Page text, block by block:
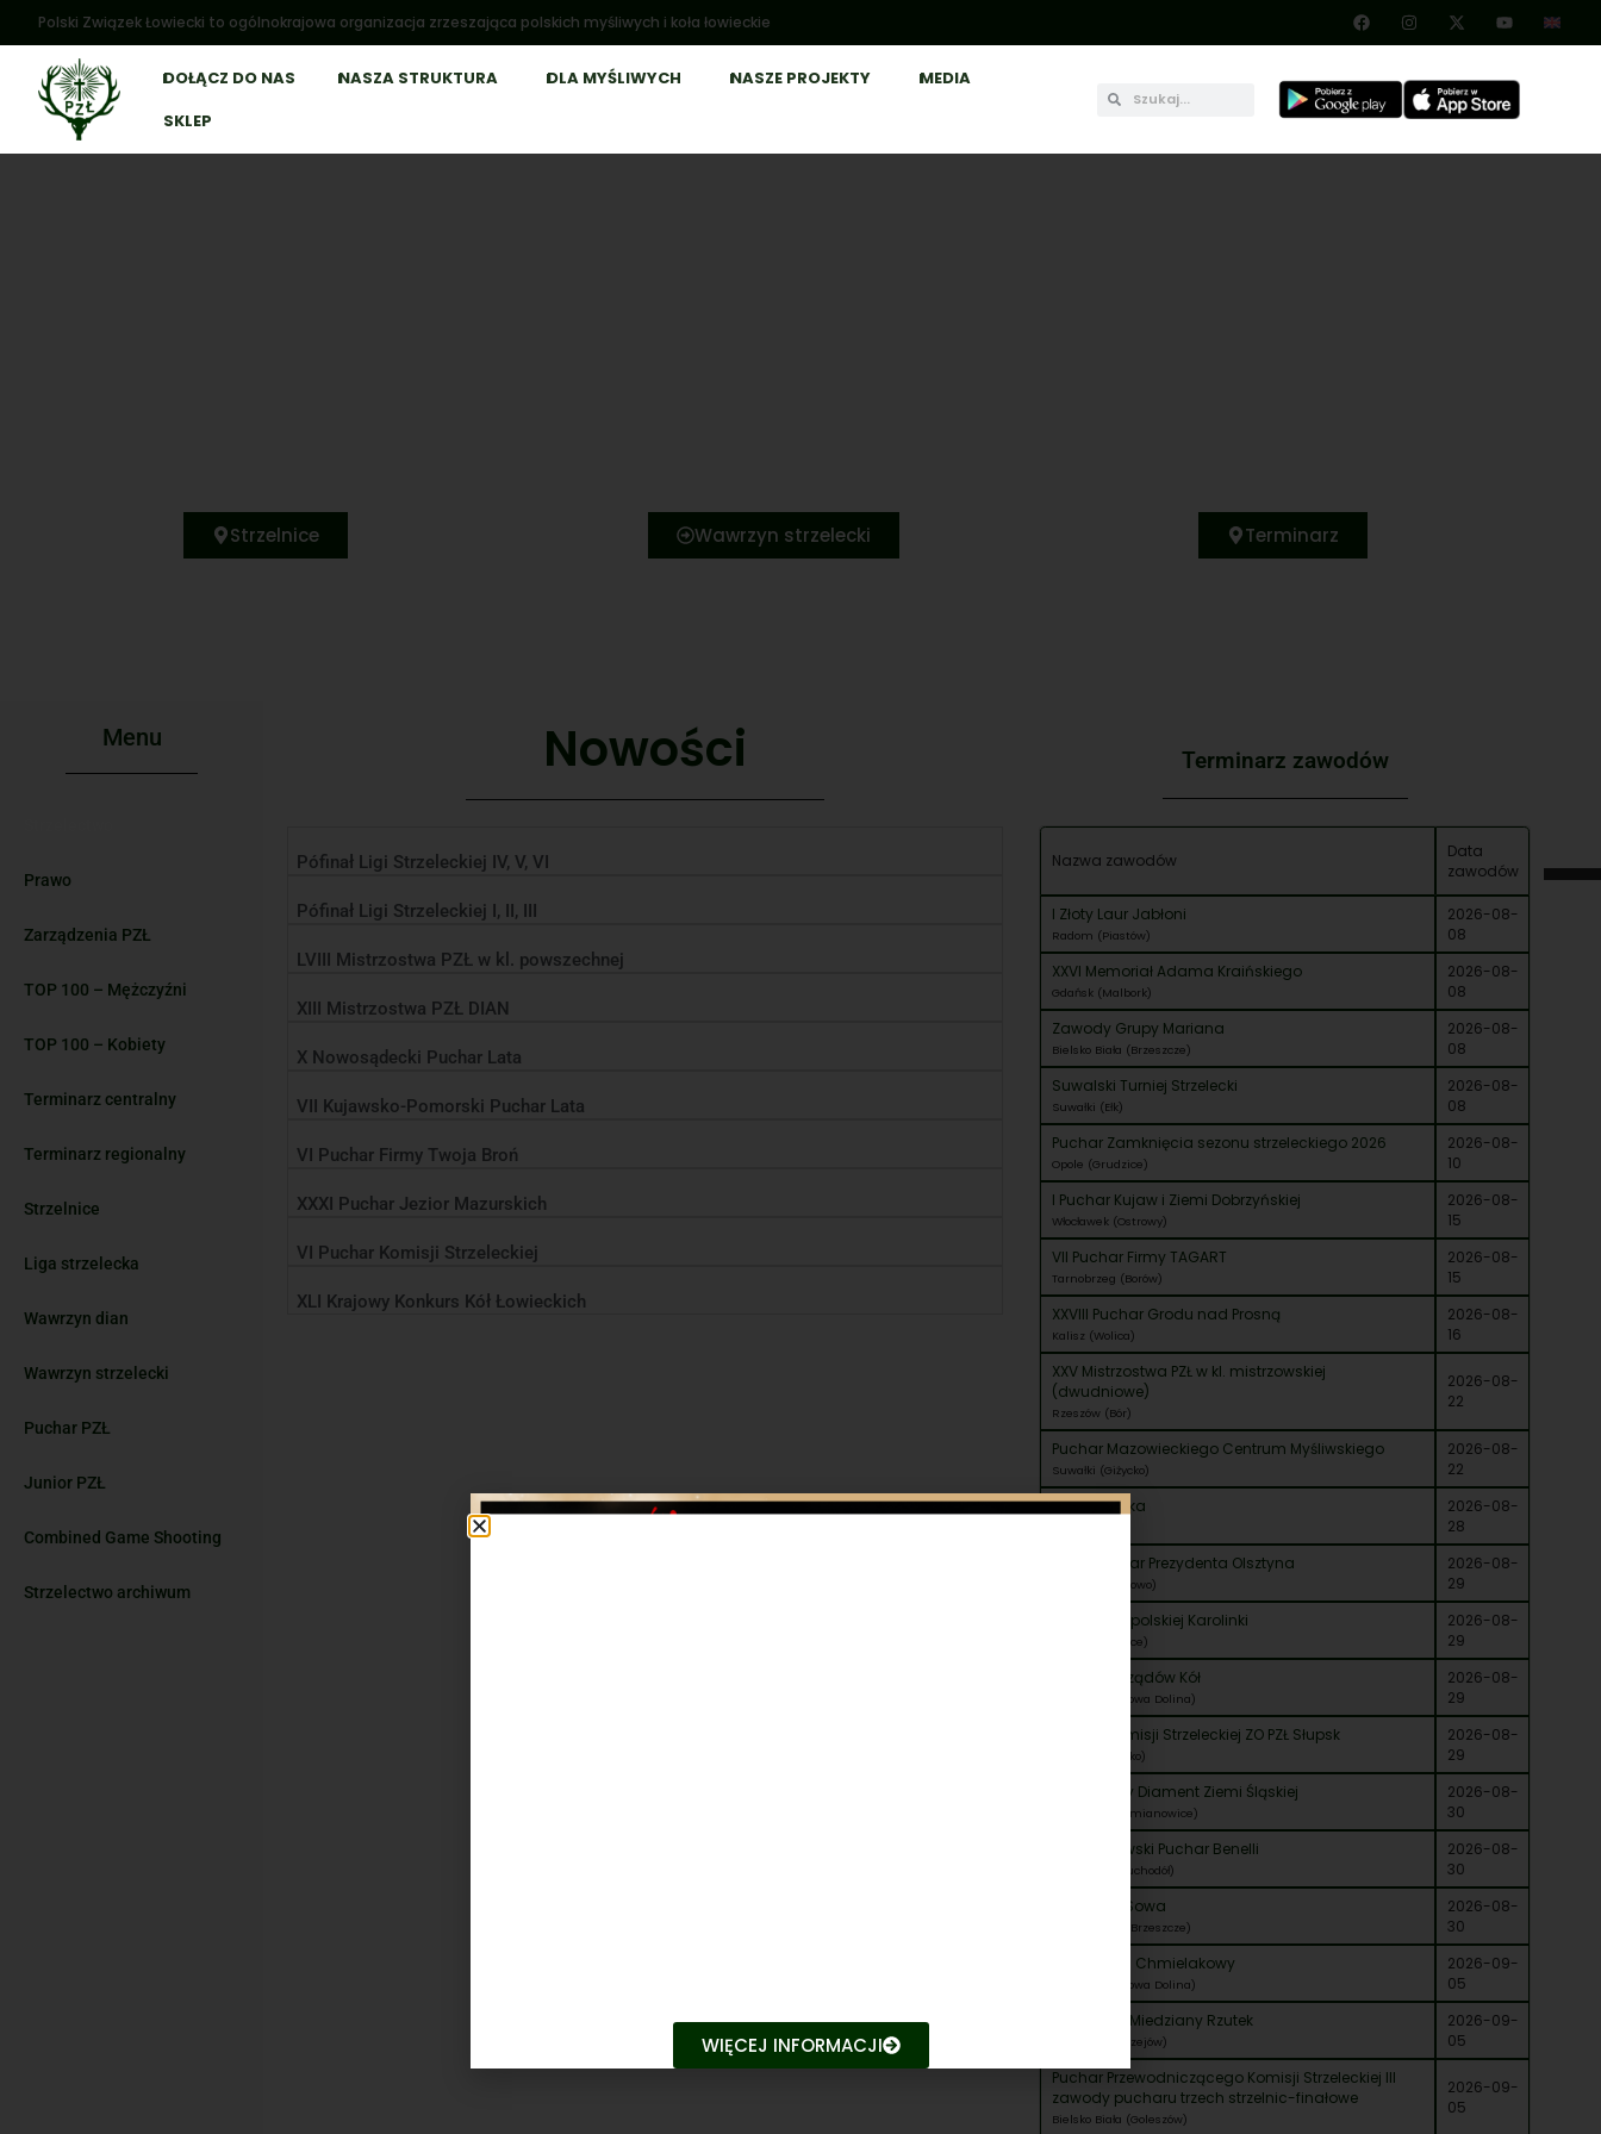
Polski Związek Łowiecki to ogólnokrajowa organizacja zrzeszająca polskich myśliwych i koła łowieckie
DOŁĄCZ DO NAS NASZA STRUKTURA DLA MYŚLIWYCH NASZE PROJEKTY
MEDIA
SKLEP
Strzelnice Wawrzyn strzelecki Terminarz
Menu
Prawo
Zarządzenia PZŁ
TOP 100 – Mężczyźni
TOP 100 – Kobiety
Terminarz centralny
Terminarz regionalny
Strzelnice
Liga strzelecka
Wawrzyn dian
Wawrzyn strzelecki
Puchar PZŁ
Junior PZŁ
Combined Game Shooting
Strzelectwo archiwum
Nowości
Pófinał Ligi Strzeleckiej IV, V, VI
Pófinał Ligi Strzeleckiej I, II, III
LVIII Mistrzostwa PZŁ w kl. powszechnej
XIII Mistrzostwa PZŁ DIAN
X Nowosądecki Puchar Lata
VII Kujawsko-Pomorski Puchar Lata
VI Puchar Firmy Twoja Broń
XXXI Puchar Jezior Mazurskich
VI Puchar Komisji Strzeleckiej
XLI Krajowy Konkurs Kół Łowieckich
Terminarz zawodów
Nazwa zawodów
Data
zawodów
I Złoty Laur Jabłoni
Radom (Piastów)
2026-08-
08
XXVI Memoriał Adama Kraińskiego
Gdańsk (Malbork)
2026-08-
08
Zawody Grupy Mariana
Bielsko Biała (Brzeszcze)
2026-08-
08
Suwalski Turniej Strzelecki
Suwałki (Ełk)
2026-08-
08
Puchar Zamknięcia sezonu strzeleckiego 2026
Opole (Grudzice)
2026-08-
10
I Puchar Kujaw i Ziemi Dobrzyńskiej
Włocławek (Ostrowy)
2026-08-
15
VII Puchar Firmy TAGART
Tarnobrzeg (Borów)
2026-08-
15
XXVIII Puchar Grodu nad Prosną
Kalisz (Wolica)
2026-08-
16
XXV Mistrzostwa PZŁ w kl. mistrzowskiej
(dwudniowe)
Rzeszów (Bór)
2026-08-
22
Puchar Mazowieckiego Centrum Myśliwskiego
Suwałki (Giżycko)
2026-08-
22
Złota Kaczka
2026-08-
28
XXXIV Puchar Prezydenta Olsztyna
Olsztyn (Gutkowo)
2026-08-
29
V Puchar Opolskiej Karolinki
Opole (Grudzice)
2026-08-
29
Turniej Zarządów Kół
Chełm (Kumowa Dolina)
2026-08-
29
Puchar Komisji Strzeleckiej ZO PZŁ Słupsk
Słupsk (Miastko)
2026-08-
29
XXV Czarny Diament Ziemi Śląskiej
Katowice (Siemianowice)
2026-08-
30
IX Warszawski Puchar Benelli
Warszawa (Suchodół)
2026-08-
30
Puchar KŁ Sowa
Bielsko Biała (Brzeszcze)
2026-08-
30
XXXI Turniej Chmielakowy
Chełm (Kumowa Dolina)
2026-09-
05
V Turniej o Miedziany Rzutek
Legnica (Dobrzejów)
2026-09-
05
Puchar Przewodniczącego Komisji Strzeleckiej III
zawody pucharu trzech strzelnic-finałowe
Bielsko Biała (Goleszów)
2026-09-
05
WIĘCEJ INFORMACJI